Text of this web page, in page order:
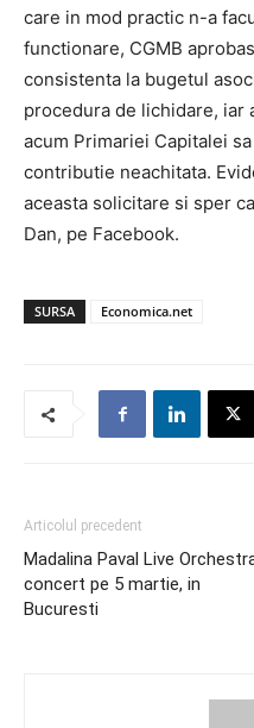
care in mod practic n-a
functionare, CGMB
consistenta la bugetul
procedura de lichidare,
acum Primariei Capitalei
contributie neachitata.
aceasta solicitare si sper
Dan, pe Facebook.
SURSA Economica.net
Articolul precedent
Madalina Paval Live
concert pe 5 martie, in
Bucuresti